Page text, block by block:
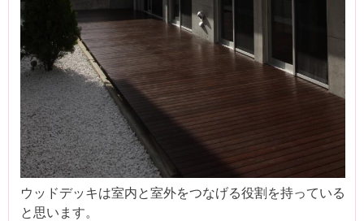
ウッドデッキは室内と室外をつなげる役割を持っている
と思います。